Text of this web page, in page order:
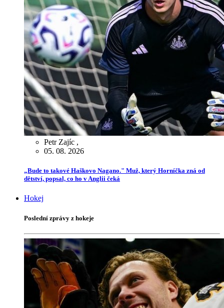
Petr Zajíc ,
05. 08. 2026
„Bude to takové Haškovo Nagano." Muž, který Horníčka zná od
dětství, popsal, co ho v Anglii čeká
Hokej
Poslední zprávy z hokeje